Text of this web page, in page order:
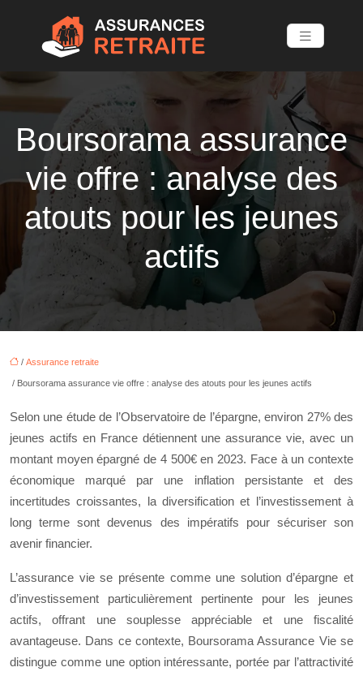
Boursorama assurance
vie offre : analyse des
atouts pour les jeunes
actifs
/ Assurance retraite
/ Boursorama assurance vie offre : analyse des atouts pour les jeunes actifs
Selon une étude de l’Observatoire de l’épargne, environ 27% des
jeunes actifs en France détiennent une assurance vie, avec un
montant moyen épargné de 4 500€ en 2023. Face à un contexte
économique marqué par une inflation persistante et des
incertitudes croissantes, la diversification et l’investissement à
long terme sont devenus des impératifs pour sécuriser son
avenir financier.
L’assurance vie se présente comme une solution d’épargne et
d’investissement particulièrement pertinente pour les jeunes
actifs, offrant une souplesse appréciable et une fiscalité
avantageuse. Dans ce contexte, Boursorama Assurance Vie se
distingue comme une option intéressante, portée par l’attractivité